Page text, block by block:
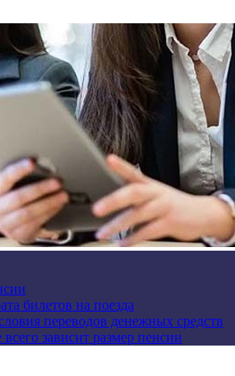
билетов на поезда
переводов денежных средств
зависит размер пенсии